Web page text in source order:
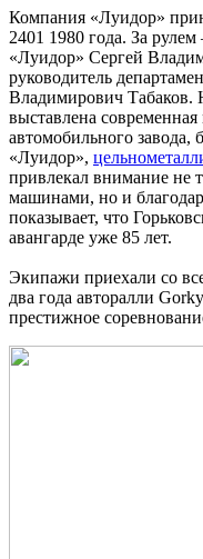
Компания «Луидор»
2401 1980 года. За
«Луидор» Сергей
руководитель
Владимирович
выставлена современная
автомобильного завода,
«Луидор»,
привлекал внимание не
машинами, но и
показывает, что
авангарде уже 85 лет.
Экипажи приехали со
два года авторалли
престижное